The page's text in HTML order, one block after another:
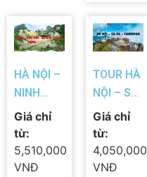
HÀ NỘI –
NINH
BÌNH –
HẠ LONG
– YÊN TỬ
– SA PA
Giá chỉ
từ:
5,510,000
VNĐ
TOUR HÀ
NỘI – SA
PA –
FANSIPAN
– HÀ NỘI
| Hành
Giá chỉ
từ:
4,050,000
VNĐ